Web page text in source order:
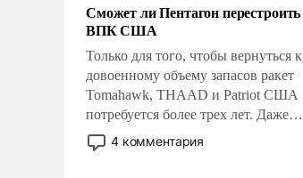
Сможет ли Пентагон перестроить
ВПК США
Только для того, чтобы вернуться к
довоенному объему запасов ракет
Tomahawk, THAAD и Patriot США
потребуется более трех лет. Даже
небольшая война с Ираном
опустошила американские
4 комментария